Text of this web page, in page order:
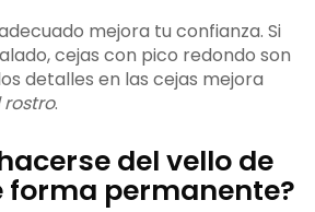
mejora tu confianza. Si
cejas con pico redondo son
detalles en las cejas mejora
.
del vello de
forma permanente?